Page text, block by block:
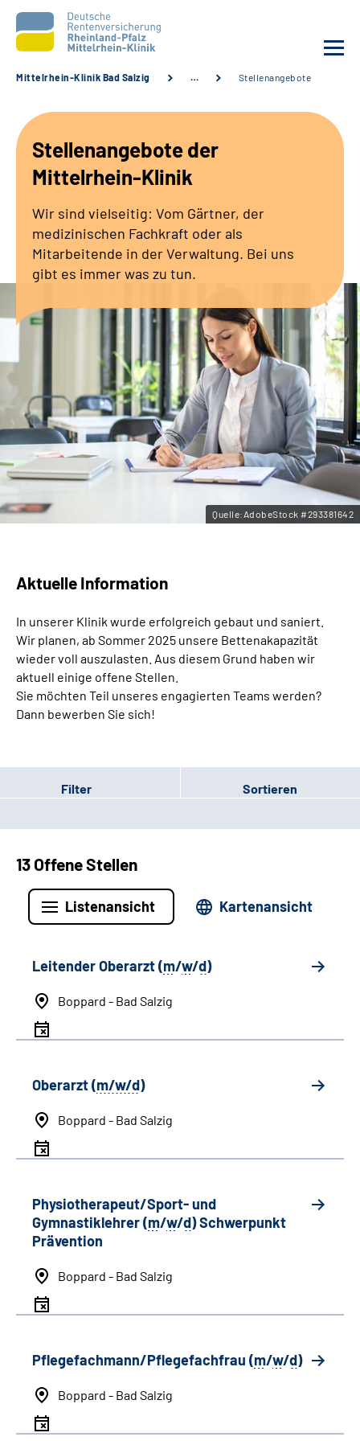
Unsere Angebote
Karriere
Zuweisende &
Leichte Sprache
Gebärdensprache
Mittelrhein-Klinik Bad Salzig … Stellenangebote
Stellenangebote der
Mittelrhein-Klinik
Wir sind vielseitig: Vom Gärtner, der
medizinischen Fachkraft oder als
Mitarbeitende in der Verwaltung. Bei uns
gibt es immer was zu tun.
Quelle:AdobeStock #293381642
Aktuelle Information
In unserer Klinik wurde erfolgreich gebaut und saniert.
Wir planen, ab Sommer 2025 unsere Bettenakapazität
wieder voll auszulasten. Aus diesem Grund haben wir
aktuell einige offene Stellen.
Sie möchten Teil unseres engagierten Teams werden?
Dann bewerben Sie sich!
Filter Sortieren
13 Offene Stellen
Listenansicht Kartenansicht
Leitender Oberarzt (m/w/d)
Boppard - Bad Salzig
Oberarzt (m/w/d)
Boppard - Bad Salzig
Physiotherapeut/Sport- und
Gymnastiklehrer (m/w/d) Schwerpunkt
Prävention
Boppard - Bad Salzig
Pflegefachmann/Pflegefachfrau (m/w/d)
Boppard - Bad Salzig